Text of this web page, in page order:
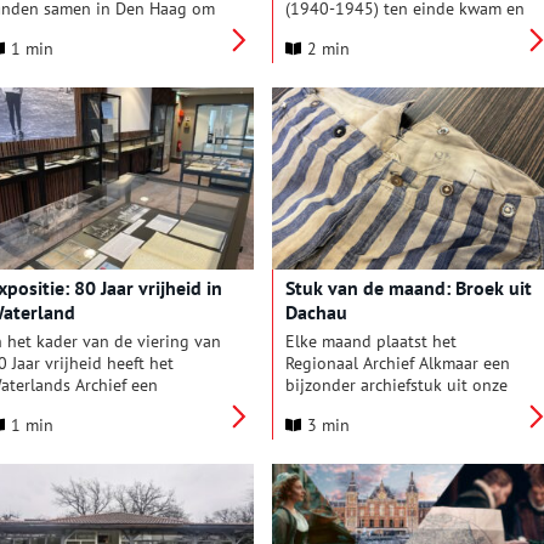
samen in Den Haag om
rond de restitutie van
eigenaren tijdens het
De Nationaal
(NCAB)
1 min
(1940-1945) ten einde kwam en
vrijheid. In Amstelveen zullen
Amstelveen en René Kok
(Facebookpagina ‘Amstelveen
tijdens de bezetting’) bij dit
belangrijke jubileum stilstaan
met een mooie expositie en een
aantal boeiende lezingen.
2 min
80 Jaar vrijheid in
het kader van de viering van
Jaar vrijheid heeft het
Archief een
en
de geschiedenis van de Tweede
worden in woord
beeld gepresenteerd. Onder
1 min
Stuk van de maand: Broek uit
Dachau
Elke maand plaatst het
Regionaal Archief Alkmaar een
bijzonder archiefstuk uit onze
Deze keer: Een broek uit
3 min